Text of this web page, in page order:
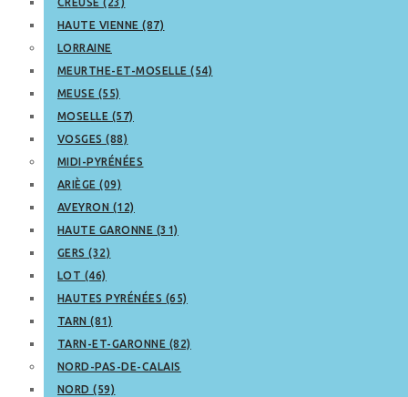
HAUTE VIENNE (87)
LORRAINE
MEURTHE-ET-MOSELLE (54)
MEUSE (55)
MOSELLE (57)
VOSGES (88)
MIDI-PYRÉNÉES
ARIÈGE (09)
AVEYRON (12)
HAUTE GARONNE (31)
GERS (32)
LOT (46)
HAUTES PYRÉNÉES (65)
TARN (81)
TARN-ET-GARONNE (82)
NORD-PAS-DE-CALAIS
NORD (59)